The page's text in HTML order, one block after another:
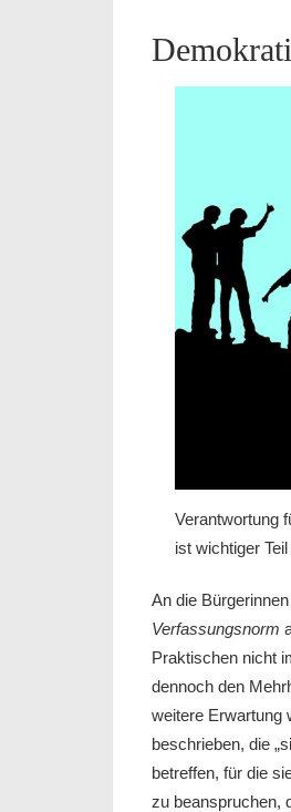
Verantwortung
ist wichtiger
An die
Verfassungsnorm
Praktischen nicht
dennoch den
weitere Erwartung
beschrieben, die
betreffen, für die
zu beanspruchen,